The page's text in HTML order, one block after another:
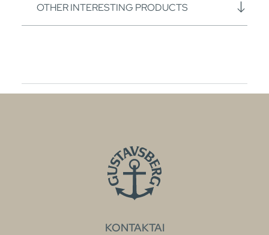
OTHER INTERESTING PRODUCTS
KONTAKTAI